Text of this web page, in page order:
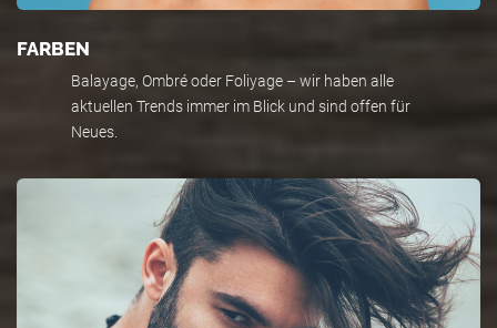
FARBEN
Balayage, Ombré oder Foliyage – wir haben alle
aktuellen Trends immer im Blick und sind offen für
Neues.